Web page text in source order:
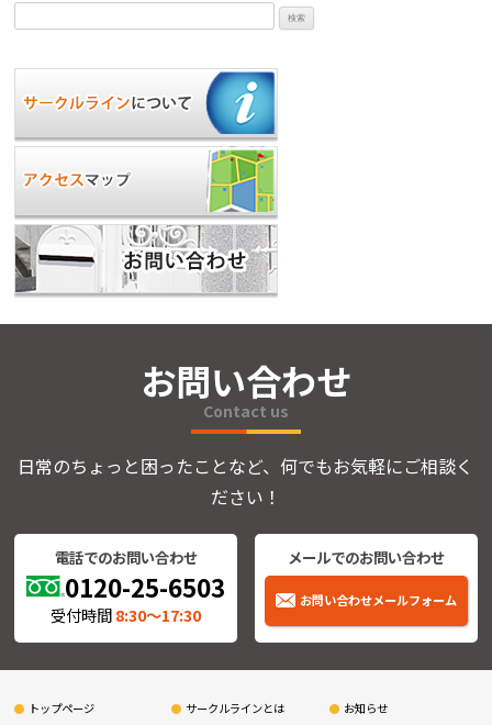
検
索:
お問い合わせ
Contact us
日常のちょっと困ったことなど、何でもお気軽にご相談く
ださい！
電話でのお問い合わせ
0120-25-6503
受付時間8:30〜17:30
メールでのお問い合わせ
お問い合わせメールフォーム
トップページ サークルラインとは お知らせ